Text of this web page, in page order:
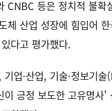
CNBC 등은 정치적 불
체 산업 성장에 힘입어
다고 평가했다.
기업·산업, 기술·정보기
긍정 보도한 고유명사'